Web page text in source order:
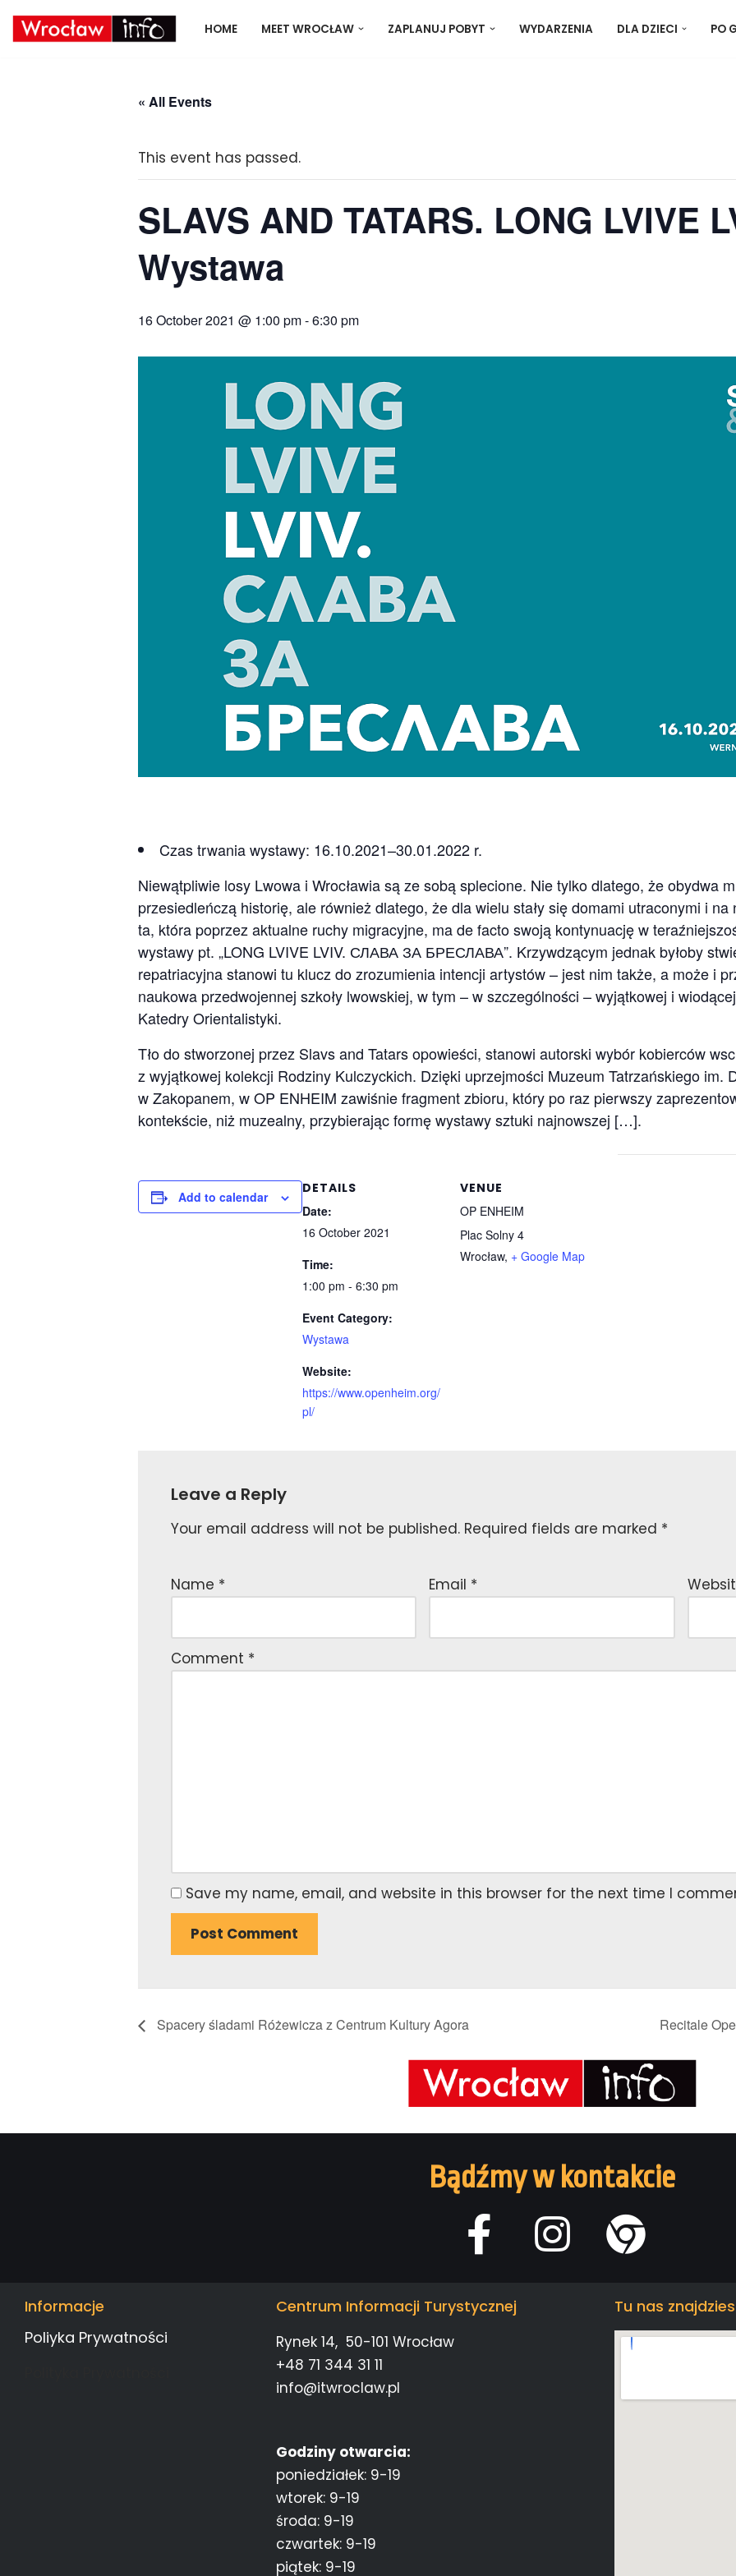
Skip
HOME MEET WROCŁAW ZAPLANUJ POBYT WYDARZENIA DLA DZIECI PO
« All Events
This event has passed.
SLAVS AND TATARS. LONG LVIVE
Wystawa
16 October 2021 @ 1:00 pm-6:30 pm
Czas trwania wystawy: 16.10.2021–30.01.2022 r.
Niewątpliwie losy Lwowa i Wrocławia są ze sobą splecione. Nie tylko dlatego, że obydwa
przesiedleńczą historię, ale również dlatego, że dla wielu stały się domami utraconymi i na
ta, która poprzez aktualne ruchy migracyjne, ma de facto swoją kontynuację w
wystawy pt. „LONG LVIVE LVIV. СЛАВА ЗА БРЕСЛАВА”. Krzywdzącym jednak byłoby
repatriacyjna stanowi tu klucz do zrozumienia intencji artystów – jest nim także, a może i
naukowa przedwojennej szkoły lwowskiej, w tym – w szczególności – wyjątkowej i
Katedry Orientalistyki.
Tło do stworzonej przez Slavs and Tatars opowieści, stanowi autorski wybór kobierców
z wyjątkowej kolekcji Rodziny Kulczyckich. Dzięki uprzejmości Muzeum Tatrzańskiego im.
w Zakopanem, w OP ENHEIM zawiśnie fragment zbioru, który po raz pierwszy
kontekście, niż muzealny, przybierając formę wystawy sztuki najnowszej […].
Add to calendar
DETAILS
Date:
16 October 2021
Time:
1:00 pm - 6:30 pm
Event Category:
Wystawa
Website:
https://www.openheim.org/
pl/
VENUE
OP ENHEIM
Plac Solny 4
Wrocław, + Google Map
Leave a Reply
Your email address will not be published. Required fields are marked *
Name * Email *
Comment *
Save my name, email, and website in this browser for the next time I
Spacery śladami Różewicza z Centrum Kultury Agora Recitale
Bądźmy w kontakcie
Informacje
Poliyka Prywatności
Centrum Informacji Turystycznej
Rynek 14, 50-101 Wrocław
+48 71 344 31 11
info@itwroclaw.pl
Godziny otwarcia:
poniedziałek: 9-19
wtorek: 9-19
środa: 9-19
czwartek: 9-19
piątek: 9-19
Tu nas